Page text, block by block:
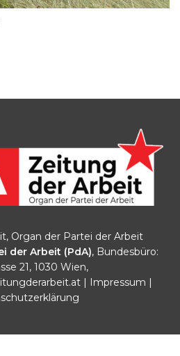
Organ der Partei der Arbeit
der Arbeit (PdA), Bundesbüro:
21, 1030 Wien,
| Impressum |